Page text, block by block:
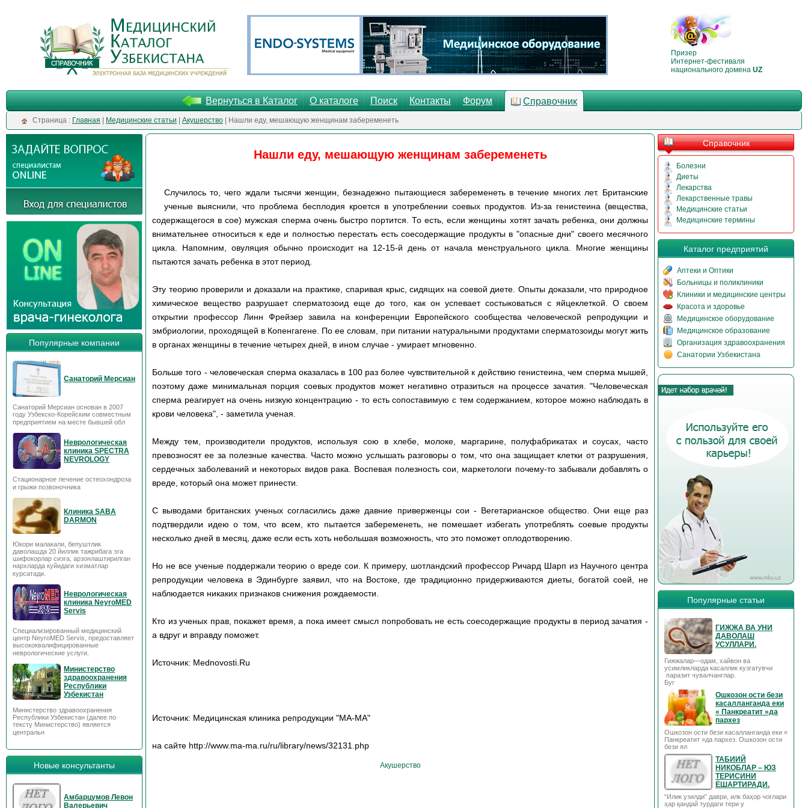
Призер
Интернет-фестиваля
национального домена UZ
Вернуться в Каталог О каталоге Поиск Контакты Форум Справочник
Cтраница : Главная Медицинские статьи Акушерство | Нашли еду, мешающую женщинам забеременеть
Популярные компании
Санаторий Мерсиан
Санаторий Мерсиан основан в 2007
году Узбекско-Корейским совместным
предприятием на месте бывшей обл
Неврологическая
клиника SPECTRA
NEVROLOGY
Стационарное лечение остеохондроза
и грыжи позвоночника
Клиника SABA
DARMON
Юкори малакали, бепуштлик
даволашда 20 йиллик тажрибага эга
шифокорлар сизга, арзонлаштирилган
нархларда куйидаги хизматлар
курсатади.
Неврологическая
клиника NeyroMED
Servis
Специализированный медицинский
центр NeyroMED Servis, предоставляет
высококвалифицированные
неврологические услуги.
Министерство
здравоохранения
Республики
Узбекистан
Министерство здравоохранения
Республики Узбекистан (далее по
тексту Министерство) является
центральн
Новые консультанты
Амбарцумов Левон
Валерьевич
Нашли еду, мешающую женщинам забеременеть
Случилось то, чего ждали тысячи женщин, безнадежно пытающиеся забеременеть в течение многих лет. Британские
ученые выяснили, что проблема бесплодия кроется в употреблении соевых продуктов. Из-за генистеина (вещества,
содержащегося в сое) мужская сперма очень быстро портится. То есть, если женщины хотят зачать ребенка, они должны
внимательнее относиться к еде и полностью перестать есть соесодержащие продукты в "опасные дни" своего месячного
цикла. Напомним, овуляция обычно происходит на 12-15-й день от начала менструального цикла. Многие женщины
пытаются зачать ребенка в этот период.
Эту теорию проверили и доказали на практике, спаривая крыс, сидящих на соевой диете. Опыты доказали, что природное
химическое вещество разрушает сперматозоид еще до того, как он успевает состыковаться с яйцеклеткой. О своем
открытии профессор Линн Фрейзер завила на конференции Европейского сообщества человеческой репродукции и
эмбриологии, проходящей в Копенгагене. По ее словам, при питании натуральными продуктами сперматозоиды могут жить
в органах женщины в течение четырех дней, в ином случае - умирает мгновенно.
Больше того - человеческая сперма оказалась в 100 раз более чувствительной к действию генистеина, чем сперма мышей,
поэтому даже минимальная порция соевых продуктов может негативно отразиться на процессе зачатия. "Человеческая
сперма реагирует на очень низкую концентрацию - то есть сопоставимую с тем содержанием, которое можно наблюдать в
крови человека", - заметила ученая.
Между тем, производители продуктов, используя сою в хлебе, молоке, маргарине, полуфабрикатах и соусах, часто
превозносят ее за полезные качества. Часто можно услышать разговоры о том, что она защищает клетки от разрушения,
сердечных заболеваний и некоторых видов рака. Воспевая полезность сои, маркетологи почему-то забывали добавлять о
вреде, который она может принести.
С выводами британских ученых согласились даже давние приверженцы сои - Вегетарианское общество. Они еще раз
подтвердили идею о том, что всем, кто пытается забеременеть, не помешает избегать употреблять соевые продукты
несколько дней в месяц, даже если есть хоть небольшая возможность, что это поможет оплодотворению.
Но не все ученые поддержали теорию о вреде сои. К примеру, шотландский профессор Ричард Шарп из Научного центра
репродукции человека в Эдинбурге заявил, что на Востоке, где традиционно придерживаются диеты, богатой соей, не
наблюдается никаких признаков снижения рождаемости.
Кто из ученых прав, покажет время, а пока имеет смысл попробовать не есть соесодержащие продукты в период зачатия -
а вдруг и вправду поможет.
Источник: Mednovosti.Ru
Источник: Медицинская клиника репродукции "МА-МА"
на сайте http://www.ma-ma.ru/ru/library/news/32131.php
Акушерство
Справочник
Болезни
Диеты
Лекарства
Лекарственные травы
Медицинские статьи
Медицинские термины
Каталог предприятий
Аптеки и Оптики
Больницы и поликлиники
Клиники и медицинские центры
Красота и здоровье
Медицинское оборудование
Медицинское образование
Организация здравоохранения
Санатории Узбекистана
Популярные статьи
ГИЖЖА ВА УНИ
ДАВОЛАШ
УСУЛЛАРИ.
Гижжалар—одам, хайвон ва
усимликларда касаллик кузгатувчи
паразит чувалчанглар.
Буг
Ошкозон ости бези
касалланганда еки
« Панкреатит »да
пархез
Ошкозон ости бези касалланганда еки «
Панкреатит »да пархез. Ошкозон ости
бези ял
ТАБИИЙ
НИКОБЛАР – ЮЗ
ТЕРИСИНИ
ЁШАРТИРАДИ.
“Илик узилди” даври, илк баҳор чоғлари
ҳар қандай турдаги тери у